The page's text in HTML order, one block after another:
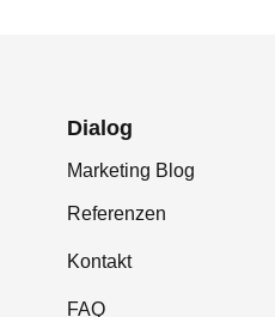
Dialog
Marketing Blog
Referenzen
Kontakt
FAQ